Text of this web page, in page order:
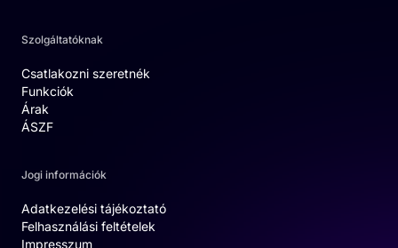
Szolgáltatóknak
Csatlakozni szeretnék
Funkciók
Árak
ÁSZF
Jogi információk
Adatkezelési tájékoztató
Felhasználási feltételek
Impresszum